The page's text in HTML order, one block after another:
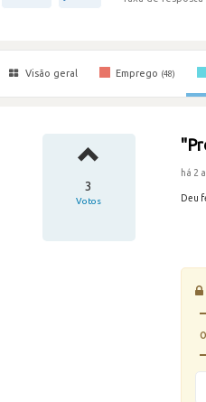
Visão geral Emprego (48)
3
Votos
há 2
Deu